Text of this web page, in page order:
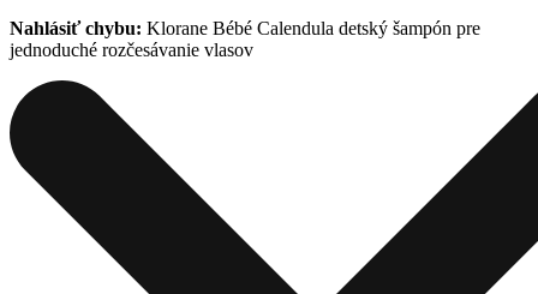
Nahlásiť chybu: Klorane Bébé Calendula detský šampón pre
jednoduché rozčesávanie vlasov